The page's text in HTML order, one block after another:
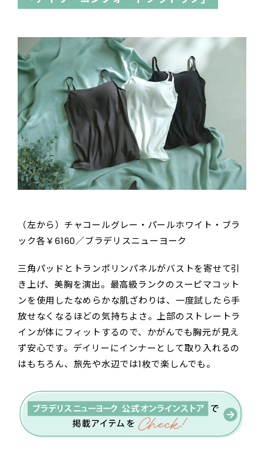
（左から）チャコールグレー・パールホワイト・ブラ
ック各￥6160／ブラデリスニューヨーク
三角パッドとトランポリンパネルがバストを寄せて引
き上げ、美胸を演出。最高級ランクのスーピマコット
ンを使用したなめらかな肌ざわりは、一度試したら手
放せなくなるほどの気持ちよさ。上部のストレートラ
インが体にフィットするので、かがんでも胸元が見え
ず安心です。デイリーにインナーとして取り入れるの
はもちろん、旅先や水辺では1枚で楽しんでも。